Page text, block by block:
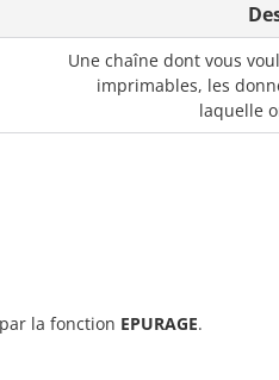
Une chaîne dont vous
imprimables, les
laquelle
la fonction EPURAGE.